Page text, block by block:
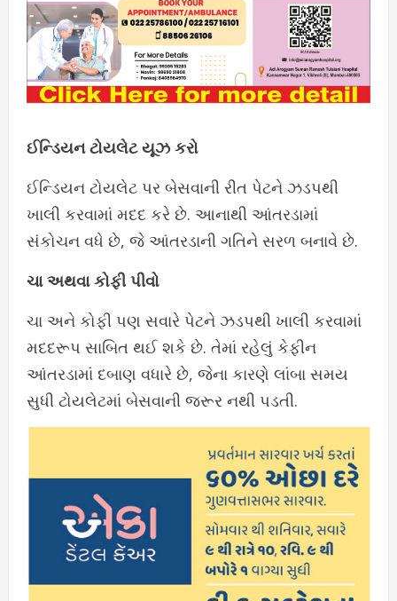
ઈન્ડિયન ટોયલેટ યૂઝ કરો
ઈન્ડિયન ટોયલેટ પર બેસવાની રીત પેટને ઝડપથી
ખાલી કરવામાં મદદ કરે છે. આનાથી આંતરડામાં
સંકોચન વધે છે, જે આંતરડાની ગતિને સરળ બનાવે છે.
ચા અથવા કોફી પીવો
ચા અને કોફી પણ સવારે પેટને ઝડપથી ખાલી કરવામાં
મદદરૂપ સાબિત થઈ શકે છે. તેમાં રહેલું કેફીન
આંતરડામાં દબાણ વધારે છે, જેના કારણે લાંબા સમય
સુધી ટોયલેટમાં બેસવાની જરૂર નથી પડતી.